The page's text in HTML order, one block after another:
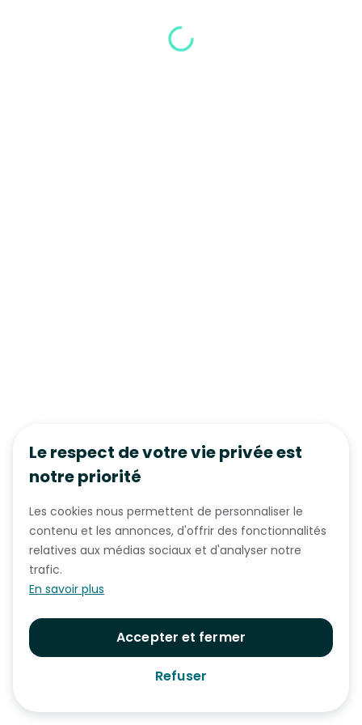
Le respect de votre vie privée est
notre priorité
Les cookies nous permettent de personnaliser le
contenu et les annonces, d'offrir des fonctionnalités
relatives aux médias sociaux et d'analyser notre
trafic.
En savoir plus
Accepter et fermer
Refuser